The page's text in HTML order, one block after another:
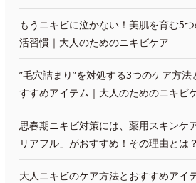
もうニキビに泣かない！美肌を育む5
活習慣｜大人のためのニキビケア
”毛穴詰まり”を対処する3つのケア方法
すすめアイテム｜大人のためのニキビ
思春期ニキビ対策には、薬用スキンケ
リアフル」がおすすめ！その理由とは？
大人ニキビのケア方法とおすすめアイ